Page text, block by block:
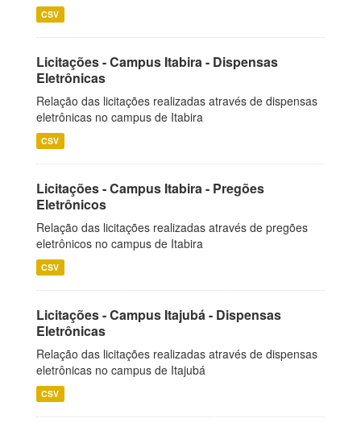
CSV
Licitações - Campus Itabira - Dispensas
Eletrônicas
Relação das licitações realizadas através de dispensas
eletrônicas no campus de Itabira
CSV
Licitações - Campus Itabira - Pregões
Eletrônicos
Relação das licitações realizadas através de pregões
eletrônicos no campus de Itabira
CSV
Licitações - Campus Itajubá - Dispensas
Eletrônicas
Relação das licitações realizadas através de dispensas
eletrônicas no campus de Itajubá
CSV